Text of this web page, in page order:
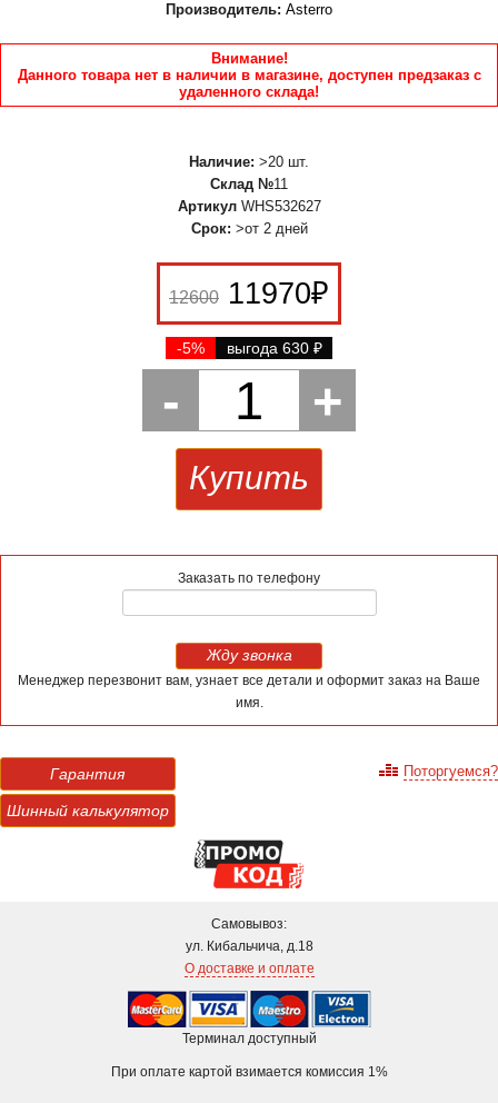
Производитель: Asterro
Внимание!
Данного товара нет в наличии в магазине, доступен предзаказ с
удаленного склада!
Наличие: >20 шт.
Склад №11
Артикул WHS532627
Срок: >от 2 дней
12600 11970₽
-5% выгода 630 ₽
- 1 +
Купить
Заказать по телефону
Жду звонка
Менеджер перезвонит вам, узнает все детали и оформит заказ на Ваше
имя.
Гарантия
Шинный калькулятор
Поторгуемся?
Самовывоз:
ул. Кибальчича, д.18
О доставке и оплате
Терминал доступный
При оплате картой взимается комиссия 1%